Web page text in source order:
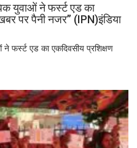
युवाओं ने फर्स्ट एड का
पर पैनी नजर” (IPN)इंडिया
फर्स्ट एड का एकदिवसीय प्रशिक्षण